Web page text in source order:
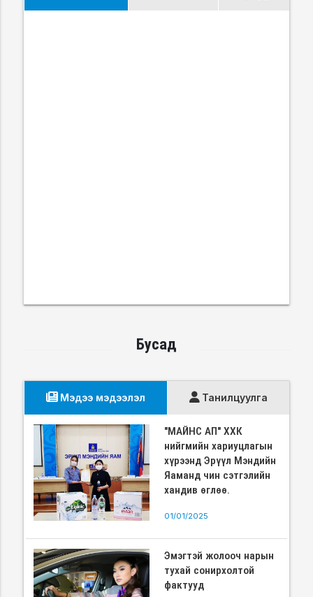
Бусад
Мэдээ мэдээлэл Танилцуулга
"МАЙНС АП" ХХК
нийгмийн хариуцлагын
хүрээнд Эрүүл Мэндийн
Яаманд чин сэтгэлийн
хандив өглөө.
01/01/2025
Эмэгтэй жолооч нарын
тухай сонирхолтой
фактууд